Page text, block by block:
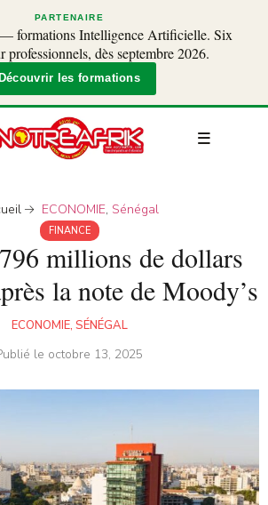
PARTENAIRE
formations Intelligence Artificielle. Six
professionnels, dès septembre 2026.
Découvrir les formations
ECONOMIE, Sénégal
FINANCE
millions de dollars
la note de Moody’s
ECONOMIE, SÉNÉGAL
le octobre 13, 2025